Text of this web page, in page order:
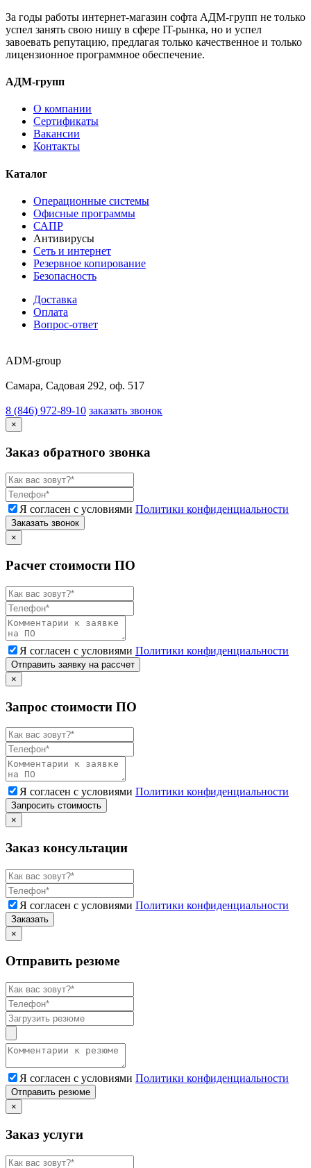
За годы работы интернет-магазин софта АДМ-групп не только
успел занять свою нишу в сфере IT-рынка, но и успел
завоевать репутацию, предлагая только качественное и только
лицензионное программное обеспечение.
АДМ-групп
О компании
Сертификаты
Вакансии
Контакты
Каталог
Операционные системы
Офисные программы
САПР
Антивирусы
Сеть и интернет
Резервное копирование
Безопасность
Доставка
Оплата
Вопрос-ответ
ADM-group
Самара, Садовая 292, оф. 517
8 (846) 972-89-10 заказать звонок
×
Заказ обратного звонка
Я согласен с условиями Политики конфиденциальности
Заказать звонок
×
Расчет стоимости ПО
Я согласен с условиями Политики конфиденциальности
Отправить заявку на рассчет
×
Запрос стоимости ПО
Я согласен с условиями Политики конфиденциальности
Запросить стоимость
×
Заказ консультации
Я согласен с условиями Политики конфиденциальности
Заказать
×
Отправить резюме
Я согласен с условиями Политики конфиденциальности
Отправить резюме
×
Заказ услуги